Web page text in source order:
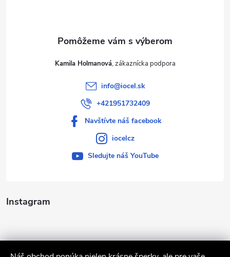
Instagram
Kamila Holmanová
info@iocel.sk
+421951732409
Navštívte náš facebook
iocelcz
Sledujte náš YouTube